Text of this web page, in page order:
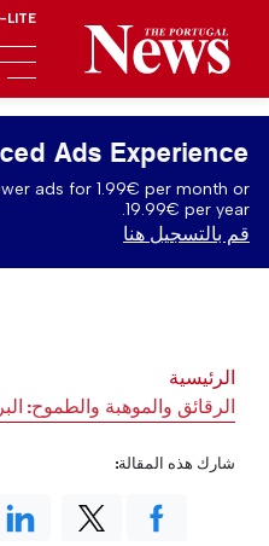
LITE
Ads Experience
ads for 1.99€ per month or
19.99€ per year.
قم بالتسجيل هنا
الرئيسية
الرقائق والموهبة والطموح:
شارك هذه المقالة: